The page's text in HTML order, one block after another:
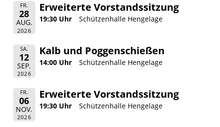
FR.
28
AUG.
2026
Erweiterte Vorstandssitzung
19:30 Uhr Schützenhalle Hengelage
SA.
12
SEP.
2026
Kalb und Poggenschießen
14:00 Uhr Schützenhalle Hengelage
FR.
06
NOV.
2026
Erweiterte Vorstandssitzung
19:30 Uhr Schützenhalle Hengelage